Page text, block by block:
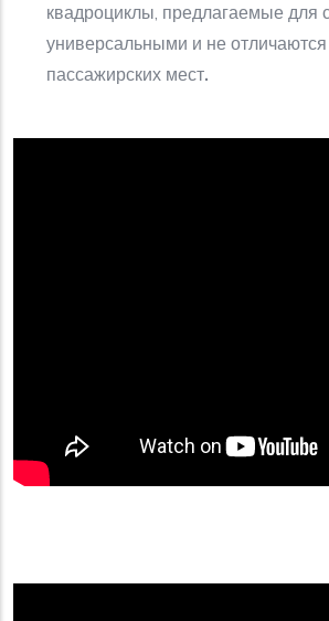
квадроциклы, предлагаемые для
универсальными и не отличаются
пассажирских мест.